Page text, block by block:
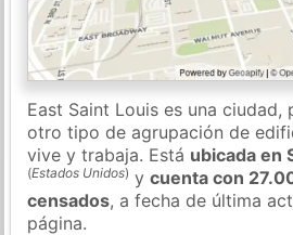
East Saint Louis es una ciudad,
otro tipo de agrupación de
vive y trabaja. Está ubicada en
(Estados Unidos) ycuenta con
censados, a fecha de última
página.